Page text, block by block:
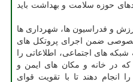
حوزه سلامت و بهداشت باید
و فدراسیون ها، شهرداری ها
ضمن اجرای پروتکل های
های اجتماعی، اطلاعاتی را
که در خانه و مکان های ایمن و
انجام دهند تا با تقویت قوای